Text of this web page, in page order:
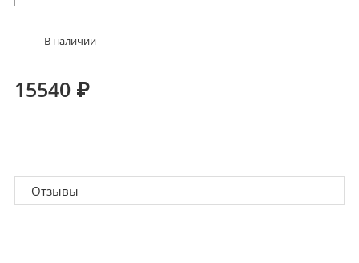
В наличии
15540 ₽
Отзывы